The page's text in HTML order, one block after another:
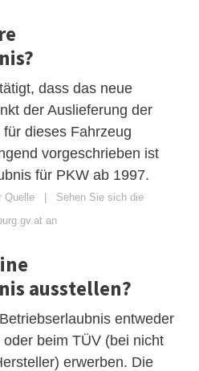
dass das neue
der Auslieferung der
dieses Fahrzeug
vorgeschrieben ist
für PKW ab 1997.
Quelle | Sehen Sie sich die
an
ausstellen?
entweder
beim TÜV (bei nicht
erwerben. Die